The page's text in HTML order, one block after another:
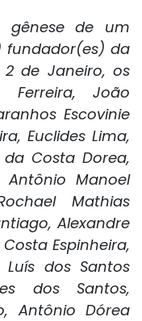
gênese de um
fundador(es) da
2 de Janeiro, os
Ferreira, João
Escovinie
Euclides Lima,
Costa Dorea,
Manoel
Mathias
Alexandre
Espinheira,
dos Santos
dos Santos,
Antônio Dórea